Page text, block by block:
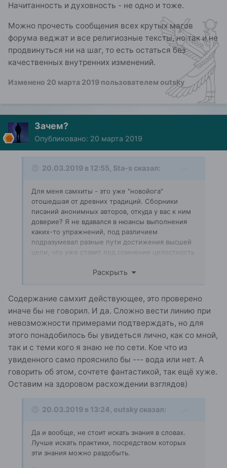
Начитанность и духовность - не одно и тоже.
Можно прочесть сообщения всех крутых магов
форума веджат и все религиозные тексты, но так и не
продвинуться ни на шаг, то есть остаться без
качественных внутренних изменений.
Изменено 20 марта 2019 пользователем outsky
Зачем?
Опубликовано: 20 марта 2019
20.03.2019 в 12:55, Sta-s сказал:
Для меня самхиты - это уже "новойога"
отошедшая от древних традиций. Сборники
писаний анонимных авторов, откуда у вас к ним
доверие? Я не вдавался в нюансы выполнения
каких-то упражнений, под различием
подразумевал разные пути достижения высшей
цели, что уже ставит под сомнение целостность
кхечаривидье? Если читать буквально, то у меня
Раскрыть
Содержание самхит действующее, это проверено
иначе бы не говорил. И да. Сложно вести линию при
невозможности примерами подтверждать, но для
этого понадобилось бы увидеться лично, как со мной,
так и с теми кого я знаю не по сети. Кое что из
увиденного само прояснило бы --- вода или нет. А
говорить об этом, сочтете фантастикой, так ещё хуже.
Оставим на здоровом расхождении взглядов)
20.03.2019 в 13:24, outsky сказал:
Да и вообще, не стоит искать знания в словах.
Лучше искать практики, посредством которых
эти знания можно раздобыть.